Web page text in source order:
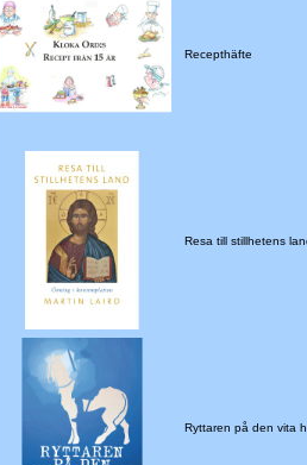
Recepthäfte
Resa till stillhetens
Ryttaren på den vita